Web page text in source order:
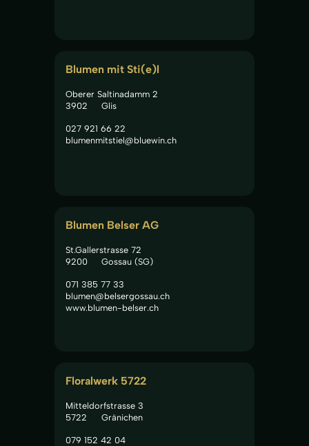
Blumen mit Sti(e)l
Oberer Saltinadamm 2
3902
Glis
027 921 66 22
blumenmitstiel@bluewin.ch
Blumen Belser AG
St.Gallerstrasse 72
9200
Gossau (SG)
071 385 77 33
blumen@belsergossau.ch
www.blumen-belser.ch
Floralwerk 5722
Mitteldorfstrasse 3
5722
Gränichen
079 152 42 04